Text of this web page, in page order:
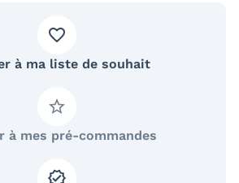
à ma liste de souhait
à mes pré-commandes